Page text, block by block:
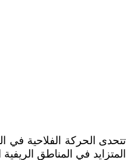
تتحدى الحركة الفلاحية في
المتزايد في المناطق